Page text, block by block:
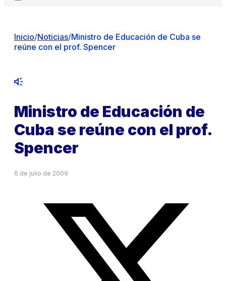
Inicio/Noticias/Ministro de Educación de Cuba se
reúne con el prof. Spencer
Ministro de Educación de
Cuba se reúne con el prof.
Spencer
6 de julio de 2009